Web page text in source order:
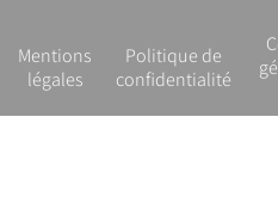
Notre démarche RSE
Mentions
légales
Politique de
confidentialité